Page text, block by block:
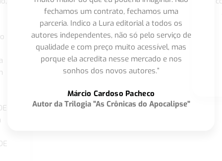
fechamos um contrato, fechamos uma
parceria. Indico a Lura editorial a todos os
autores independentes, não só pelo serviço de
qualidade e com preço muito acessível, mas
porque ela acredita nesse mercado e nos
sonhos dos novos autores.”
Márcio Cardoso Pacheco
Autor da Trilogia "As Crônicas do Apocalipse"